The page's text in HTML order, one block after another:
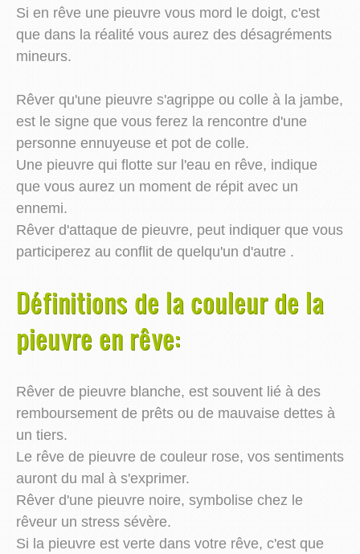
Si en rêve une pieuvre vous mord le doigt, c'est
que dans la réalité vous aurez des désagréments
mineurs.
Rêver qu'une pieuvre s'agrippe ou colle à la jambe,
est le signe que vous ferez la rencontre d'une
personne ennuyeuse et pot de colle.
Une pieuvre qui flotte sur l'eau en rêve, indique
que vous aurez un moment de répit avec un
ennemi.
Rêver d'attaque de pieuvre, peut indiquer que vous
participerez au conflit de quelqu'un d'autre .
Définitions de la couleur de la
pieuvre en rêve:
Rêver de pieuvre blanche, est souvent lié à des
remboursement de prêts ou de mauvaise dettes à
un tiers.
Le rêve de pieuvre de couleur rose, vos sentiments
auront du mal à s'exprimer.
Rêver d'une pieuvre noire, symbolise chez le
rêveur un stress sévère.
Si la pieuvre est verte dans votre rêve, c'est que